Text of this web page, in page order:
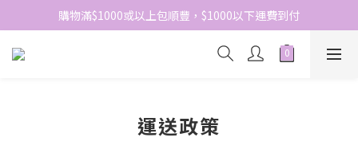
網站免費登記會員，會員優惠價於結帳時自動扣減
購物滿$1000或以上包順豐，$1000以下運費到付
網站免費登記會員，會員優惠價於結帳時自動扣減
運送政策